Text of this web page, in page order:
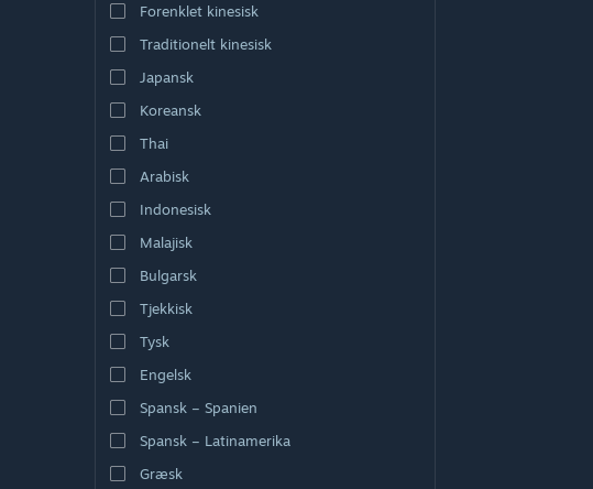
Forenklet kinesisk
Traditionelt kinesisk
Japansk
Koreansk
Thai
Arabisk
Indonesisk
Malajisk
Bulgarsk
Tjekkisk
Tysk
Engelsk
Spansk – Spanien
Spansk – Latinamerika
Græsk